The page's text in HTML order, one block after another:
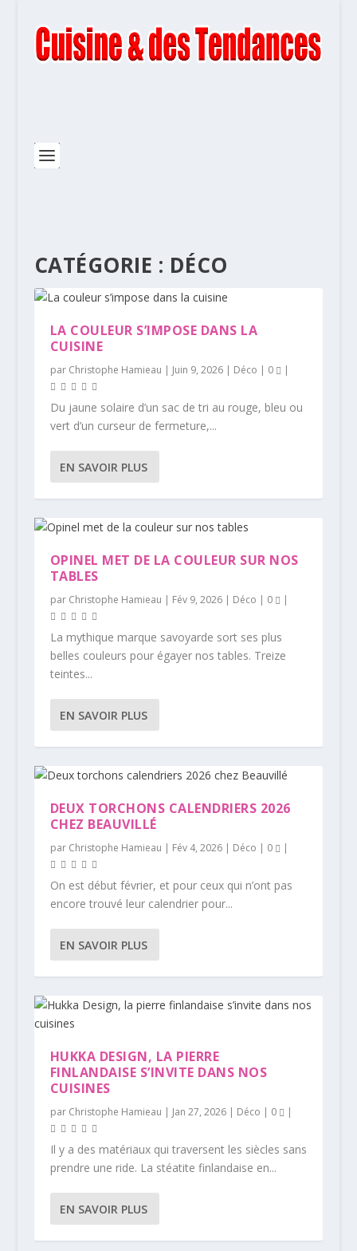
CATÉGORIE : DÉCO
LA COULEUR S’IMPOSE DANS LA
CUISINE
par Christophe Hamieau | Juin 9, 2026| Déco | 0 |
Du jaune solaire d’un sac de tri au rouge, bleu ou
vert d’un curseur de fermeture,...
EN SAVOIR PLUS
OPINEL MET DE LA COULEUR SUR NOS
TABLES
par Christophe Hamieau | Fév 9, 2026| Déco | 0 |
La mythique marque savoyarde sort ses plus
belles couleurs pour égayer nos tables. Treize
teintes...
EN SAVOIR PLUS
DEUX TORCHONS CALENDRIERS 2026
CHEZ BEAUVILLÉ
par Christophe Hamieau | Fév 4, 2026| Déco | 0 |
On est début février, et pour ceux qui n’ont pas
encore trouvé leur calendrier pour...
EN SAVOIR PLUS
HUKKA DESIGN, LA PIERRE
FINLANDAISE S’INVITE DANS NOS
CUISINES
par Christophe Hamieau | Jan 27, 2026| Déco | 0 |
Il y a des matériaux qui traversent les siècles sans
prendre une ride. La stéatite finlandaise en...
EN SAVOIR PLUS